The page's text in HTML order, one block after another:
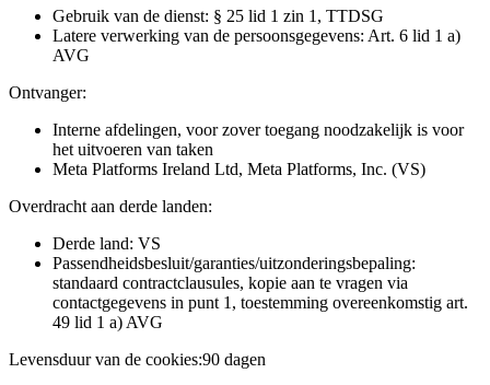
Gebruik van de dienst: § 25 lid 1 zin 1, TTDSG
Latere verwerking van de persoonsgegevens: Art. 6 lid 1 a)
AVG
Ontvanger:
Interne afdelingen, voor zover toegang noodzakelijk is voor
het uitvoeren van taken
Meta Platforms Ireland Ltd, Meta Platforms, Inc. (VS)
Overdracht aan derde landen:
Derde land: VS
Passendheidsbesluit/garanties/uitzonderingsbepaling:
standaard contractclausules, kopie aan te vragen via
contactgegevens in punt 1, toestemming overeenkomstig art.
49 lid 1 a) AVG
Levensduur van de cookies:90 dagen